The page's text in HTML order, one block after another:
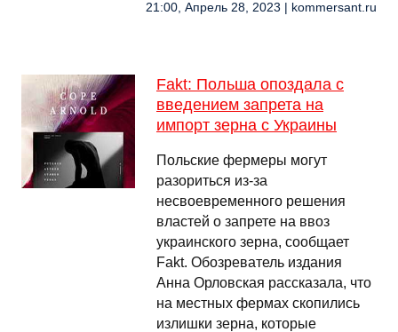
21:00, Апрель 28, 2023 | kommersant.ru
Fakt: Польша опоздала с
введением запрета на
импорт зерна с Украины
Польские фермеры могут
разориться из-за
несвоевременного решения
властей о запрете на ввоз
украинского зерна, сообщает
Fakt. Обозреватель издания
Анна Орловская рассказала, что
на местных фермах скопились
излишки зерна, которые